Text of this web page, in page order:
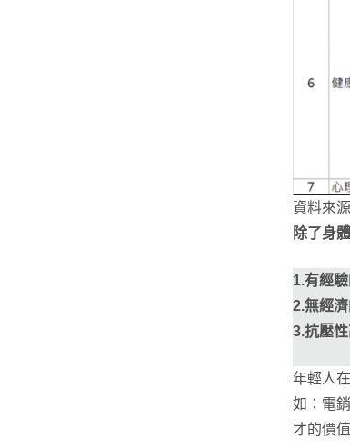
資料來
除了身
1.有經
2.無經
3.抗壓
年輕人
如：電
才的價